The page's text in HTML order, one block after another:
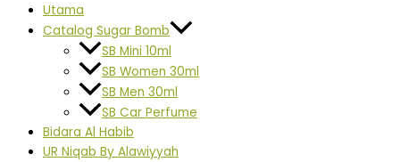
Utama
Catalog Sugar Bomb
SB Mini 10ml
SB Women 30ml
SB Men 30ml
SB Car Perfume
Bidara Al Habib
UR Niqab By Alawiyyah